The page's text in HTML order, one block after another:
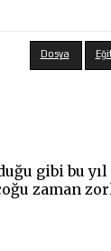
Dosya
gibi bu
zaman